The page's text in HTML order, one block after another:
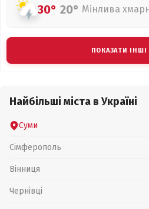
30° 20° Мінлива
ПОКАЗАТИ ІНШІ
Найбільші міста в Україні
Суми
Сімферополь
Вінниця
Чернівці